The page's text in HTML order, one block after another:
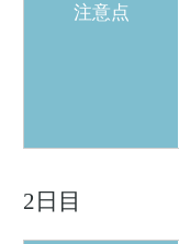
注意点
2日目